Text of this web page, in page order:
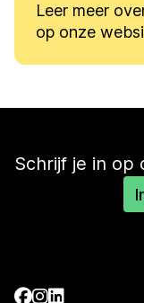
Leer meer
op onze
Schrijf je in op